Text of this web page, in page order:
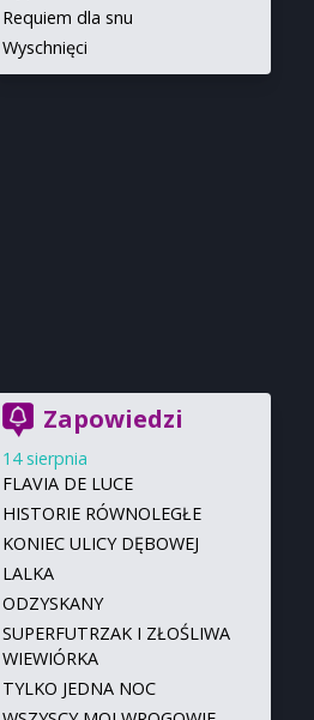
Requiem dla snu
Wyschnięci
Zapowiedzi
14 sierpnia
FLAVIA DE LUCE
HISTORIE RÓWNOLEGŁE
KONIEC ULICY DĘBOWEJ
LALKA
ODZYSKANY
SUPERFUTRZAK I ZŁOŚLIWA
WIEWIÓRKA
TYLKO JEDNA NOC